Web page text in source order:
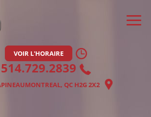
VOIR L'HORAIRE
514.729.2839
MONTREAL, QC H2G 2X2